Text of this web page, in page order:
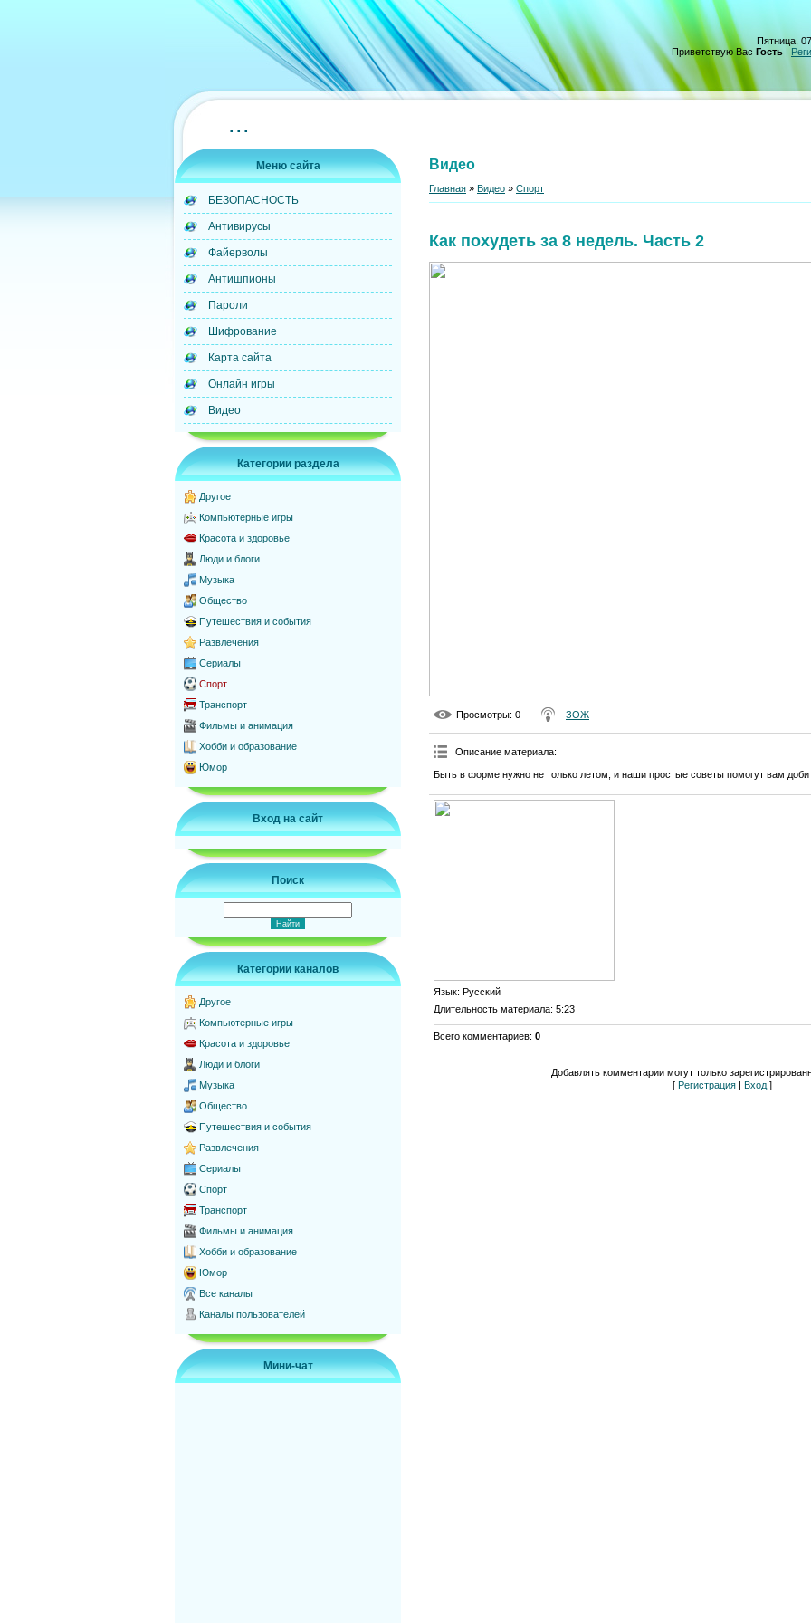
Пятница,
Приветствую Вас Гость |
...
Меню сайта
БЕЗОПАСНОСТЬ
Антивирусы
Файерволы
Антишпионы
Пароли
Шифрование
Карта сайта
Онлайн игры
Видео
Категории раздела
Другое
Компьютерные игры
Красота и здоровье
Люди и блоги
Музыка
Общество
Путешествия и события
Развлечения
Сериалы
Спорт
Транспорт
Фильмы и анимация
Хобби и образование
Юмор
Вход на сайт
Поиск
Категории каналов
Другое
Компьютерные игры
Красота и здоровье
Люди и блоги
Музыка
Общество
Путешествия и события
Развлечения
Сериалы
Спорт
Транспорт
Фильмы и анимация
Хобби и образование
Юмор
Все каналы
Каналы пользователей
Мини-чат
Видео
Главная » Видео » Спорт
Как похудеть за 8 недель. Часть 2
Просмотры: 0 ЗОЖ
Описание материала:
Быть в форме нужно не только летом, и наши простые советы помогут вам
Язык: Русский
Длительность материала: 5:23
Всего комментариев: 0
Добавлять комментарии могут только
[ Регистрация Вход ]